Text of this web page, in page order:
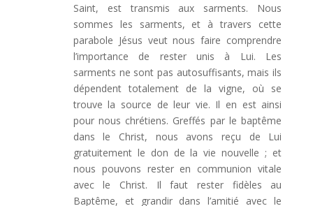
Saint, est transmis aux sarments. Nous
sommes les sarments, et à travers cette
parabole Jésus veut nous faire comprendre
l’importance de rester unis à Lui. Les
sarments ne sont pas autosuffisants, mais ils
dépendent totalement de la vigne, où se
trouve la source de leur vie. Il en est ainsi
pour nous chrétiens. Greffés par le baptême
dans le Christ, nous avons reçu de Lui
gratuitement le don de la vie nouvelle ; et
nous pouvons rester en communion vitale
avec le Christ. Il faut rester fidèles au
Baptême, et grandir dans l’amitié avec le